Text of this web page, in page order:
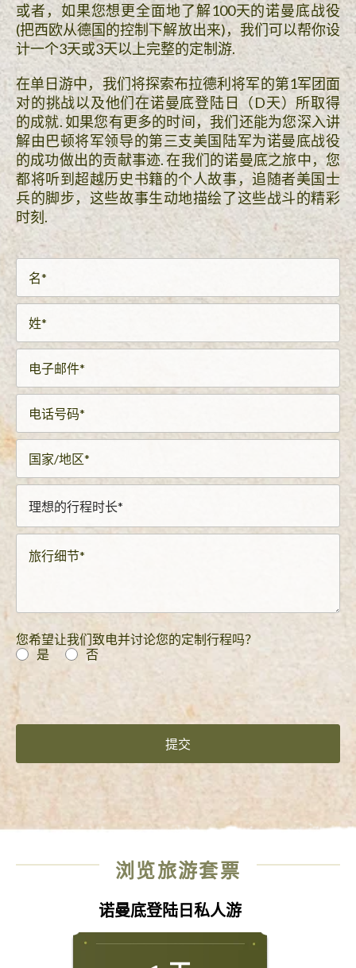
或者，如果您想更全面地了解100天的诺曼底战役
(把西欧从德国的控制下解放出来)，我们可以帮你设
计一个3天或3天以上完整的定制游.
在单日游中，我们将探索布拉德利将军的第1军团面
对的挑战以及他们在诺曼底登陆日（D天）所取得
的成就. 如果您有更多的时间，我们还能为您深入讲
解由巴顿将军领导的第三支美国陆军为诺曼底战役
的成功做出的贡献事迹. 在我们的诺曼底之旅中，您
都将听到超越历史书籍的个人故事，追随者美国士
兵的脚步，这些故事生动地描绘了这些战斗的精彩
时刻.
您希望让我们致电并讨论您的定制行程吗？
是
否
浏览旅游套票
诺曼底登陆日私人游